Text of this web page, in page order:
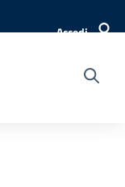
Accedi